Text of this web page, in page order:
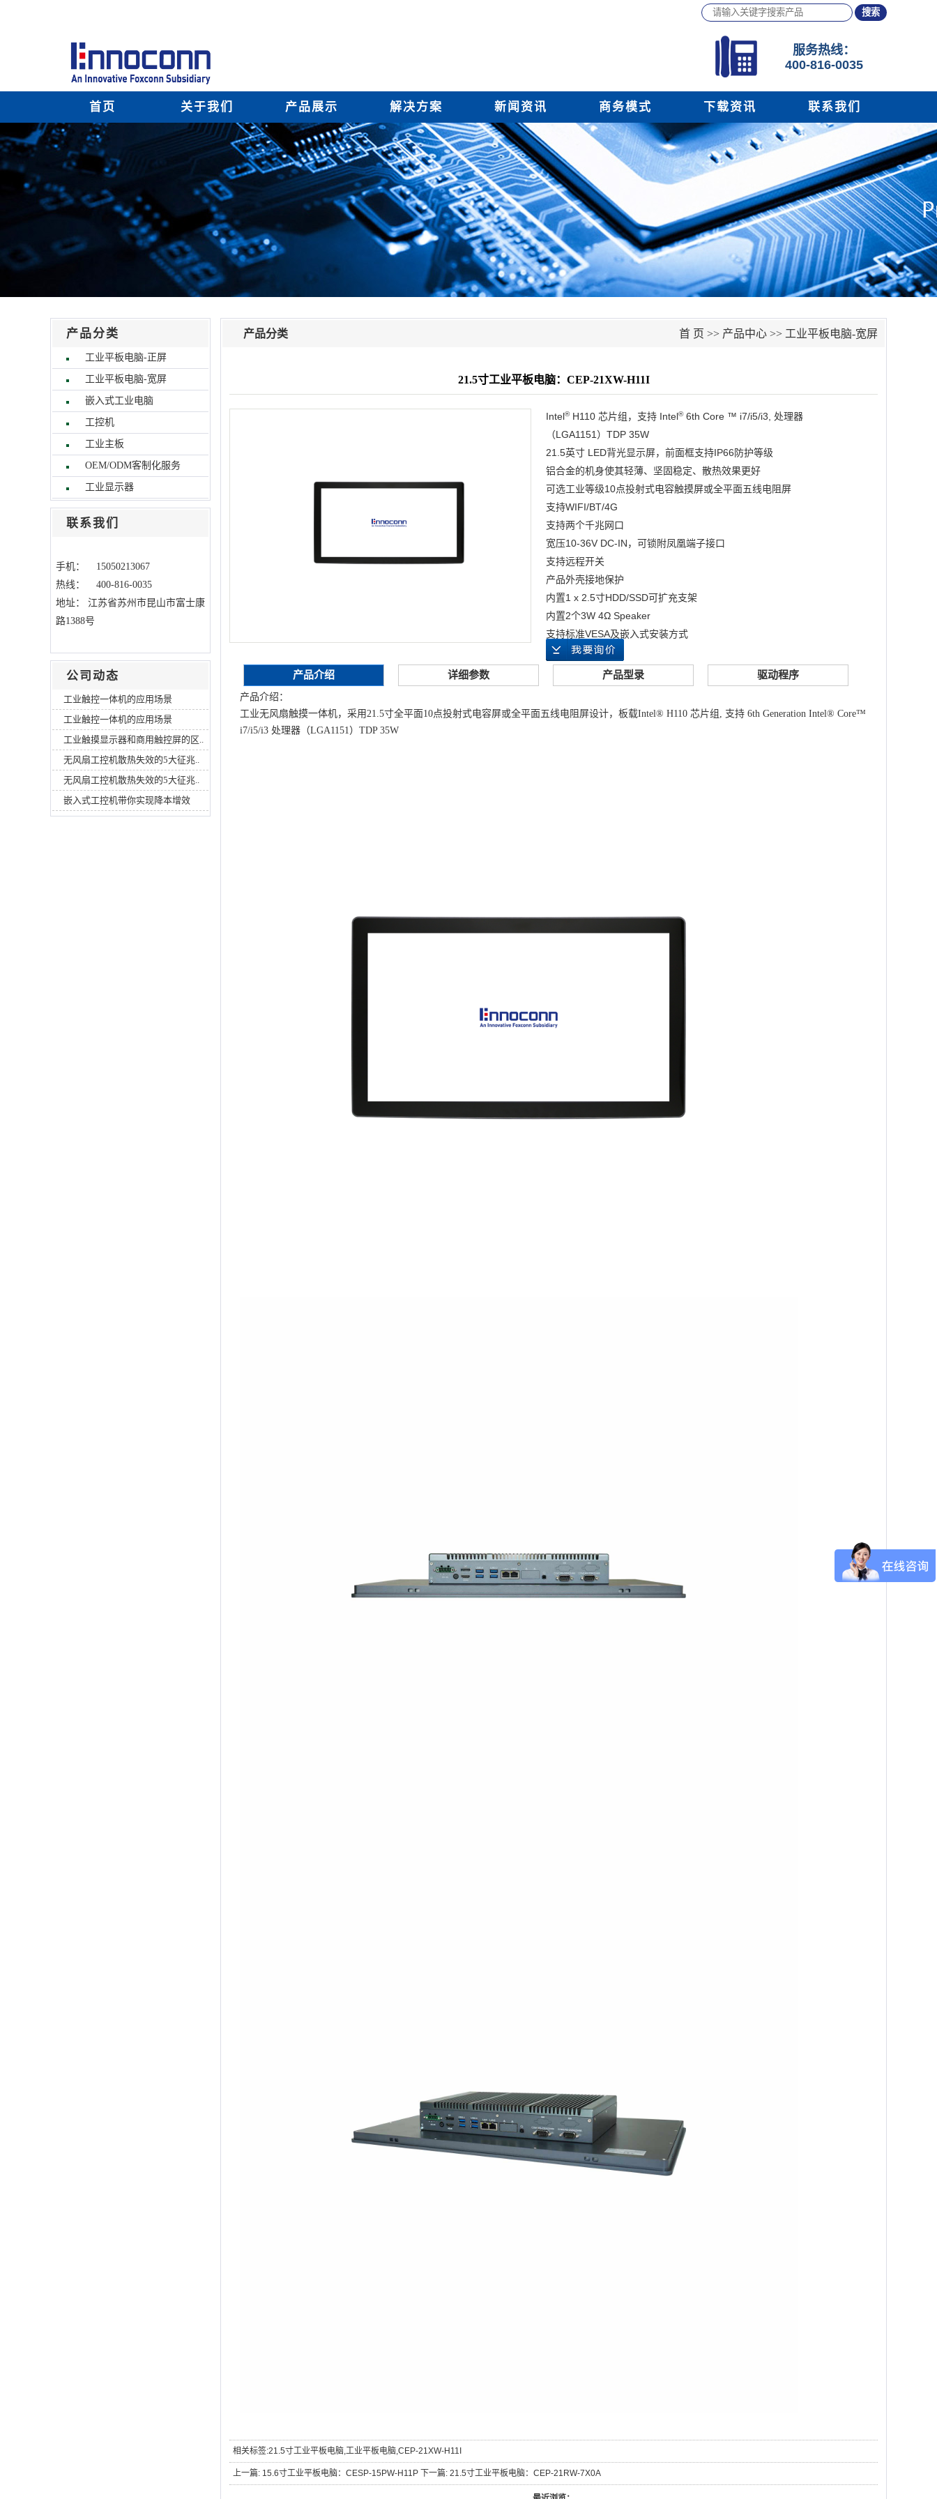
服务热线：
400-816-0035
首页 关于我们 产品展示 解决方案 新闻资讯 商务模式 下载资讯 联系我们
产品分类
工业平板电脑-正屏
工业平板电脑-宽屏
嵌入式工业电脑
工控机
工业主板
OEM/ODM客制化服务
工业显示器
联系我们
手机： 15050213067
热线： 400-816-0035
地址： 江苏省苏州市昆山市富士康
路1388号
公司动态
工业触控一体机的应用场景
工业触控一体机的应用场景
工业触摸显示器和商用触控屏的区..
无风扇工控机散热失效的5大征兆..
无风扇工控机散热失效的5大征兆..
嵌入式工控机带你实现降本增效
产品分类 首 页 >> 产品中心 >> 工业平板电脑-宽屏
21.5寸工业平板电脑：CEP-21XW-H11I
Intel®H110 芯片组，支持 Intel®6th Core ™ i7/i5/i3, 处理器
（LGA1151）TDP 35W
21.5英寸 LED背光显示屏，前面框支持IP66防护等级
铝合金的机身使其轻薄、坚固稳定、散热效果更好
可选工业等级10点投射式电容触摸屏或全平面五线电阻屏
支持WIFI/BT/4G
支持两个千兆网口
宽压10-36V DC-IN，可锁附凤凰端子接口
支持远程开关
产品外壳接地保护
内置1 x 2.5寸HDD/SSD可扩充支架
内置2个3W 4Ω Speaker
支持标准VESA及嵌入式安装方式
产品介绍 详细参数 产品型录 驱动程序
产品介绍：
工业无风扇触摸一体机，采用21.5寸全平面10点投射式电容屏或全平面五线电阻屏设计，板载Intel® H110 芯片组, 支持 6th Generation Intel® Core™
i7/i5/i3 处理器（LGA1151）TDP 35W
相关标签:21.5寸工业平板电脑,工业平板电脑,CEP-21XW-H11I
上一篇: 15.6寸工业平板电脑：CESP-15PW-H11P 下一篇: 21.5寸工业平板电脑：CEP-21RW-7X0A